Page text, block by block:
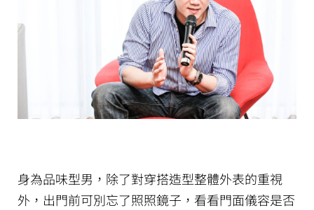
身為品味型男，除了對穿搭造型整體外表的重視
外，出門前可別忘了照照鏡子，看看門面儀容是否